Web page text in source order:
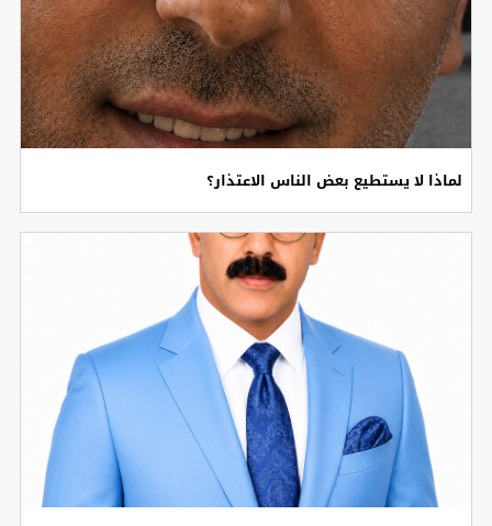
لماذا لا يستطيع بعض الناس الاعتذار؟